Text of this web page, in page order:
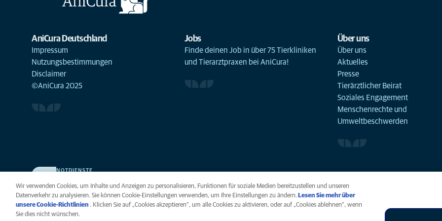
AniCura Deutschland
Impressum
Nutzungsbestimmungen
Disclaimer
©AniCura 2025
Jobs
Finde deinen Job in über 75 Tierkliniken
und Tierarztpraxen bei AniCura!
Über uns
Über uns
Aktuelles
Presse
Tierärztlicher Beirat
Soziales Engagement
Menschenrechte und
Umweltbeschwerden
NOTDIENSTE
Weil Ihr Tier die beste Versorgung verdient.
Datenschutz AniCura
Wir verwenden Cookies, um Inhalte und Anzeigen zu personalisieren, Funktionen für soziale Medien bereitzustellen und unseren
Datenverkehr zu analysieren. Sie können Cookie-Einstellungen verwenden, um Ihre Einstellungen zu ändern. Lesen Sie mehr über
unsere Cookie-Richtlinien (opens in a new tab)
. Klicken Sie auf „Cookies akzeptieren“, um alle Cookies zu aktivieren, oder auf „Cookies ablehnen“, wenn
Sie dies nicht wünschen.